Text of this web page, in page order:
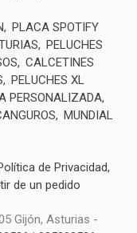
PLACA SPOTIFY
PELUCHES
CALCETINES
PELUCHES XL
PERSONALIZADA
MUNDIAL
de Privacidad
de un pedido
Gijón, Asturias -